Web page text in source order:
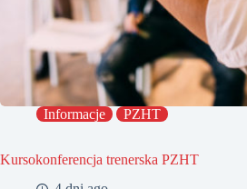
Informacje PZHT
Kursokonferencja trenerska PZHT